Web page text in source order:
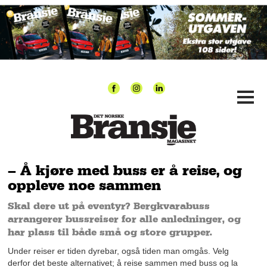
– Å kjøre med buss er å reise, og
oppleve noe sammen
Skal dere ut på eventyr? Bergkvarabuss
arrangerer bussreiser for alle anledninger, og
har plass til både små og store grupper.
Under reiser er tiden dyrebar, også tiden man omgås. Velg
derfor det beste alternativet; å reise sammen med buss og la